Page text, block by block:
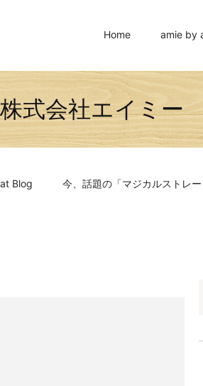
Home amie by
Blog 今、話題の「マジカルストレ
式会社エイミー